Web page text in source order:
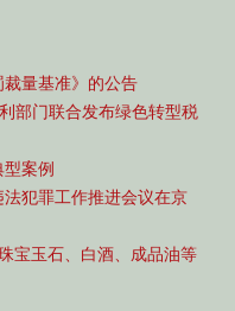
量基准》的公告
部门联合发布绿色转型税
案例
犯罪工作推进会议在京
宝玉石、白酒、成品油等